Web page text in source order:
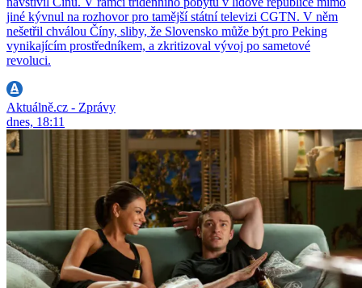
jiné kývnul na rozhovor pro tamější státní televizi CGTN. V něm
nešetřil chválou Číny, sliby, že Slovensko může být pro Peking
vynikajícím prostředníkem, a zkritizoval vývoj po sametové
revoluci.
Aktuálně.cz - Zprávy
dnes, 18:11